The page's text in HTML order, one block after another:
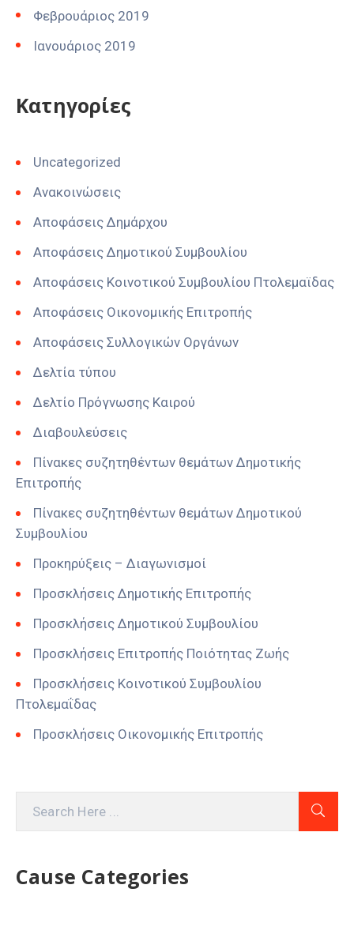
Φεβρουάριος 2019
Ιανουάριος 2019
Kατηγορίες
Uncategorized
Ανακοινώσεις
Αποφάσεις Δημάρχου
Αποφάσεις Δημοτικού Συμβουλίου
Αποφάσεις Κοινοτικού Συμβουλίου Πτολεμαϊδας
Αποφάσεις Οικονομικής Επιτροπής
Αποφάσεις Συλλογικών Οργάνων
Δελτία τύπου
Δελτίο Πρόγνωσης Καιρού
Διαβουλεύσεις
Πίνακες συζητηθέντων θεμάτων Δημοτικής
Επιτροπής
Πίνακες συζητηθέντων θεμάτων Δημοτικού
Συμβουλίου
Προκηρύξεις – Διαγωνισμοί
Προσκλήσεις Δημοτικής Επιτροπής
Προσκλήσεις Δημοτικού Συμβουλίου
Προσκλήσεις Επιτροπής Ποιότητας Ζωής
Προσκλήσεις Κοινοτικού Συμβουλίου
Πτολεμαΐδας
Προσκλήσεις Οικονομικής Επιτροπής
Cause Categories